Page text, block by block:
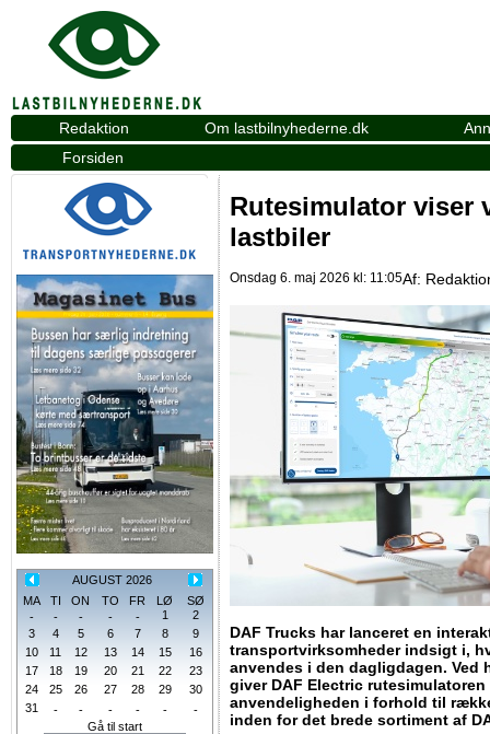
Redaktion Om lastbilnyhederne.dk
Forsiden
AUGUST 2026
MA
TI ON TO FR LØ
SØ
-
- - - - 1
2
3
4 5 6 7 8
9
10
11 12 13 14 15
16
17
18 19 20 21 22
23
24
25 26 27 28 29
30
31
- - - - -
-
Gå til start
Rutesimulator viser
lastbiler
Onsdag 6. maj 2026 kl: 11:05Af:
DAF Trucks har lanceret en
transportvirksomheder indsigt i,
anvendes i den dagligdagen.
giver DAF Electric
anvendeligheden i forhold til
inden for det brede sortiment af